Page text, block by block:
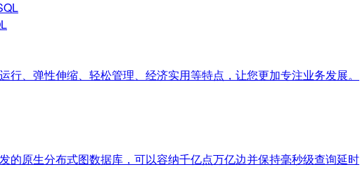
行、弹性伸缩、轻松管理、经济实用等特点，让您更加专注业务发展。
的原生分布式图数据库，可以容纳千亿点万亿边并保持毫秒级查询延时